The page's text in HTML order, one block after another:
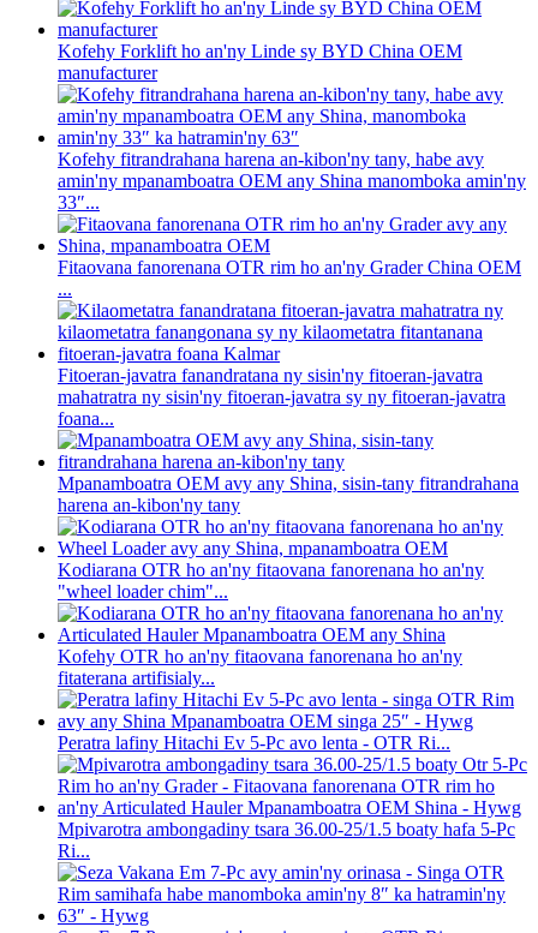
Kofehy Forklift ho an'ny Linde sy BYD China OEM
manufacturer
Kofehy fitrandrahana harena an-kibon'ny tany, habe avy
amin'ny mpanamboatra OEM any Shina manomboka amin'ny
33″...
Fitaovana fanorenana OTR rim ho an'ny Grader China OEM
...
Fitoeran-javatra fanandratana ny sisin'ny fitoeran-javatra
mahatratra ny sisin'ny fitoeran-javatra sy ny fitoeran-javatra
foana...
Mpanamboatra OEM avy any Shina, sisin-tany fitrandrahana
harena an-kibon'ny tany
Kodiarana OTR ho an'ny fitaovana fanorenana ho an'ny
"wheel loader chim"...
Kofehy OTR ho an'ny fitaovana fanorenana ho an'ny
fitaterana artifisialy...
Peratra lafiny Hitachi Ev 5-Pc avo lenta - OTR Ri...
Mpivarotra ambongadiny tsara 36.00-25/1.5 boaty hafa 5-Pc
Ri...